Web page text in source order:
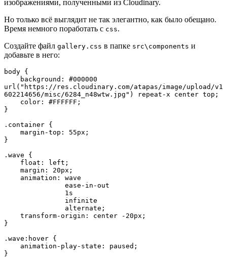
изображениями, полученными из Cloudinary.
Но только всё выглядит не так элегантно, как было обещано.
Время немного поработать с css.
Создайте файл gallery.css в папке src\components и
добавьте в него:
body {
url("https://res.cloudinary.com/atapas/image/upload/v1
602214656/misc/6284_n48wtw.jpg") repeat-x center top;
    color: #FFFFFF;
}
.container {
    margin-top: 55px;
}
.wave {
    float: left;
    margin: 20px;
    animation: wave
               ease-in-out
               1s
               infinite
               alternate;
    transform-origin: center -20px;
}
.wave:hover {
    animation-play-state: paused;
}